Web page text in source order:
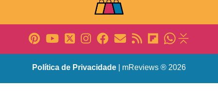
Política de Privacidade | mReviews ® 2026